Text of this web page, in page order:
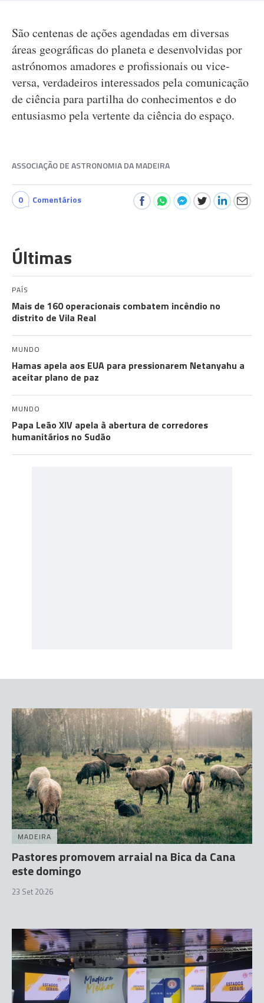
São centenas de ações agendadas em diversas
áreas geográficas do planeta e desenvolvidas por
astrónomos amadores e profissionais ou vice-
versa, verdadeiros interessados pela comunicação
de ciência para partilha do conhecimentos e do
entusiasmo pela vertente da ciência do espaço.
ASSOCIAÇÃO DE ASTRONOMIA DA MADEIRA
0 Comentários
Últimas
PAÍS
Mais de 160 operacionais combatem incêndio no
distrito de Vila Real
MUNDO
Hamas apela aos EUA para pressionarem Netanyahu a
aceitar plano de paz
MUNDO
Papa Leão XIV apela à abertura de corredores
humanitários no Sudão
MADEIRA
Pastores promovem arraial na Bica da Cana
este domingo
23 Set 20:26